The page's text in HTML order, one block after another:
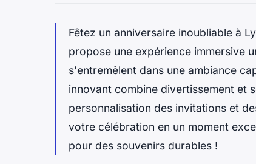
Fêtez un anniversaire inoubliable à
propose une expérience immersive
s'entremêlent dans une ambiance
innovant combine divertissement et
personnalisation des invitations et
votre célébration en un moment
pour des souvenirs durables !